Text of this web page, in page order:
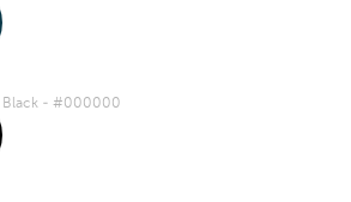
Black - #000000